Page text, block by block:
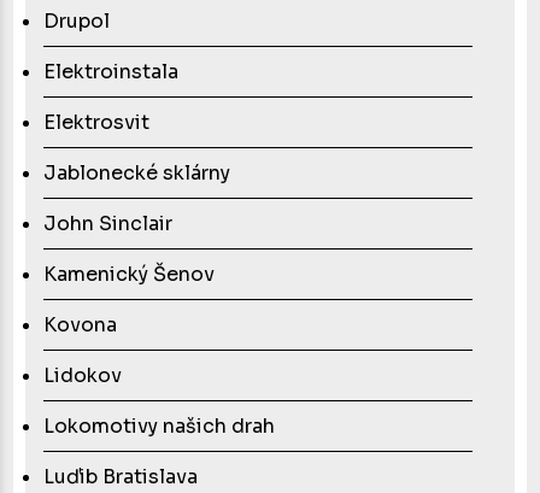
Drupol
Elektroinstala
Elektrosvit
Jablonecké sklárny
John Sinclair
Kamenický Šenov
Kovona
Lidokov
Lokomotivy našich drah
Luďib Bratislava